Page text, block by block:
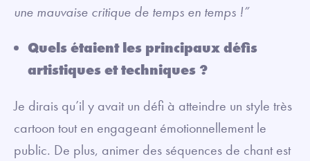
une mauvaise critique de temps en temps !”
Quels étaient les principaux défis
artistiques et techniques ?
Je dirais qu’il y avait un défi à atteindre un style très
cartoon tout en engageant émotionnellement le
public. De plus, animer des séquences de chant est